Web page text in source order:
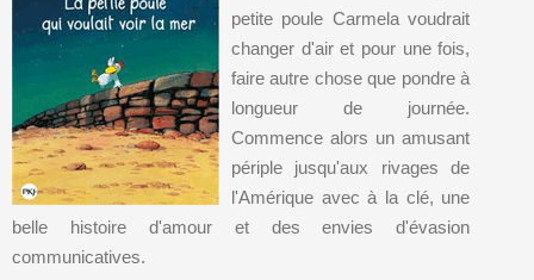
petite poule Carmela voudrait
changer d'air et pour une fois,
faire autre chose que pondre à
longueur de journée.
Commence alors un amusant
périple jusqu'aux rivages de
l'Amérique avec à la clé, une
belle histoire d'amour et des envies d'évasion
communicatives.